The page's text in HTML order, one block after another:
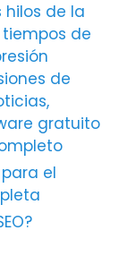
hilos de la
de
de
gratuito
el